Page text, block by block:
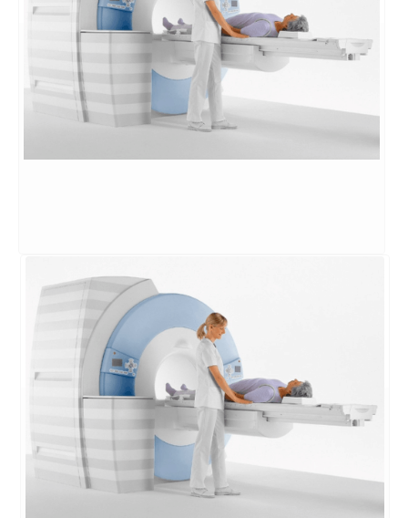
Desintometria Óssea
Exame para produzir imagens detalhadas de
órgãos e estruturas internas do corpo.
Eletroneuromiografia
Exame para produzir imagens detalhadas de
órgãos e estruturas internas do corpo.